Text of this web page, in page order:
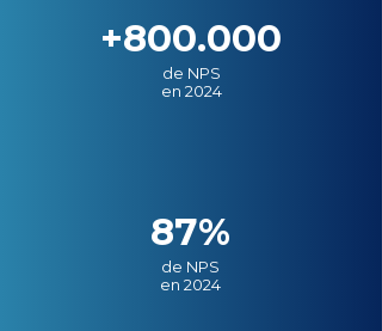
+800.000
de NPS
en 2024
87%
de NPS
en 2024